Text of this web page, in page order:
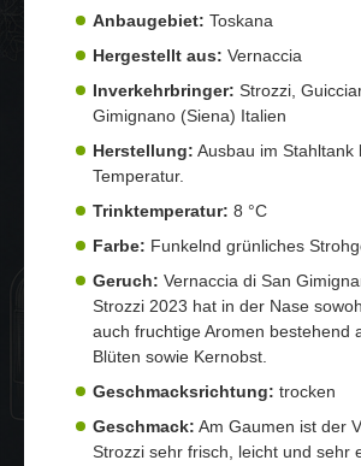
Anbaugebiet: Toskana
Hergestellt aus: Vernaccia
Inverkehrbringer: Strozzi,
Gimignano (Siena) Italien
Herstellung: Ausbau im Stahltank
Temperatur.
Trinktemperatur: 8 °C
Farbe: Funkelnd grünliches
Geruch: Vernaccia di San
Strozzi 2023 hat in der Nase
auch fruchtige Aromen bestehend
Blüten sowie Kernobst.
Geschmacksrichtung: trocken
Geschmack: Am Gaumen ist der
Strozzi sehr frisch, leicht und sehr